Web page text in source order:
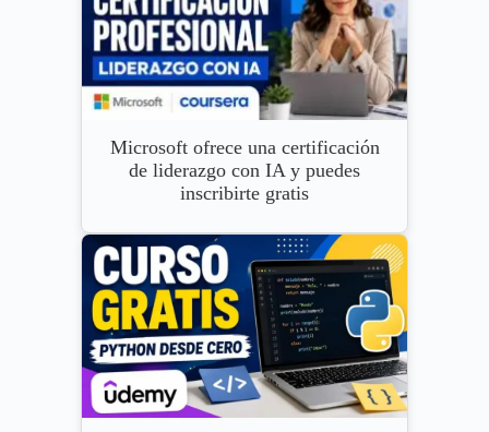
Microsoft ofrece una certificación
de liderazgo con IA y puedes
inscribirte gratis